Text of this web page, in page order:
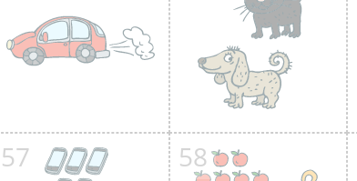
57 58